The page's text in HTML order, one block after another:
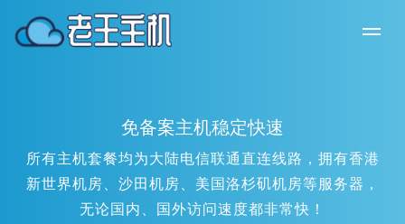
免备案主机稳定快速
所有主机套餐均为大陆电信联通直连线路，拥有香港
新世界机房、沙田机房、美国洛杉矶机房等服务器，
无论国内、国外访问速度都非常快！